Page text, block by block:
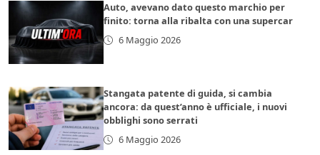
Auto, avevano dato questo marchio per
finito: torna alla ribalta con una supercar
6 Maggio 2026
Stangata patente di guida, si cambia
ancora: da quest’anno è ufficiale, i nuovi
obblighi sono serrati
6 Maggio 2026